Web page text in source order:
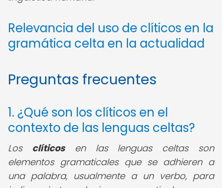
Relevancia del uso de clíticos en la
gramática celta en la actualidad
Preguntas frecuentes
1. ¿Qué son los clíticos en el
contexto de las lenguas celtas?
Los clíticosen las lenguas celtas son
elementos gramaticales que se adhieren a
una palabra, usualmente a un verbo, para